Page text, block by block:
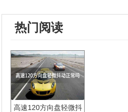
热门阅读
高速120方向盘轻微抖